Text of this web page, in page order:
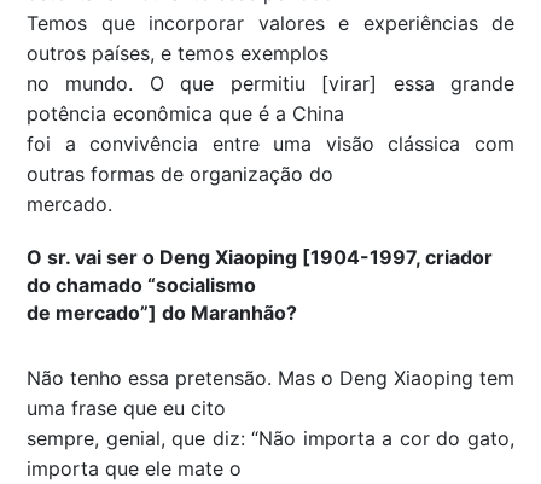
Temos que incorporar valores e experiências de
outros países, e temos exemplos
no mundo. O que permitiu [virar] essa grande
potência econômica que é a China
foi a convivência entre uma visão clássica com
outras formas de organização do
mercado.
O sr. vai ser o Deng Xiaoping [1904-1997, criador
do chamado “socialismo
de mercado”] do Maranhão?
Não tenho essa pretensão. Mas o Deng Xiaoping tem
uma frase que eu cito
sempre, genial, que diz: “Não importa a cor do gato,
importa que ele mate o